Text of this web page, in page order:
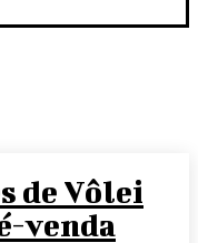
de Vôlei
venda